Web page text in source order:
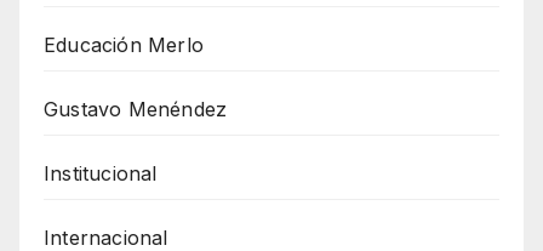
Educación Merlo
Gustavo Menéndez
Institucional
Internacional